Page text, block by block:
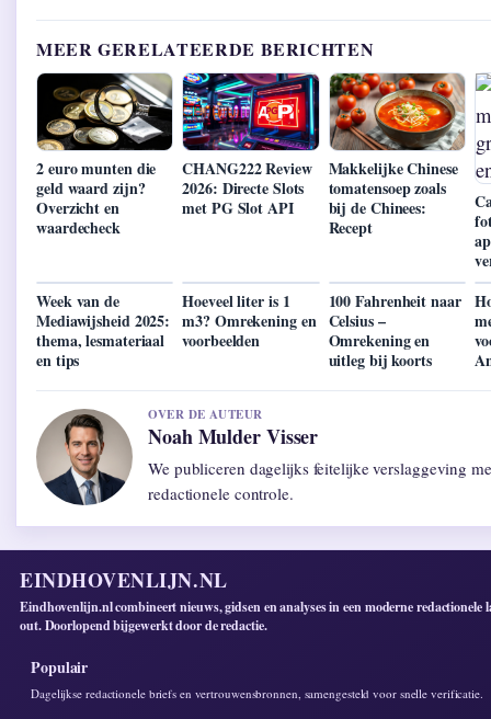
MEER GERELATEERDE BERICHTEN
2 euro munten die
geld waard zijn?
Overzicht en
waardecheck
CHANG222 Review
2026: Directe Slots
met PG Slot API
Makkelijke Chinese
tomatensoep zoals
bij de Chinees:
Recept
Week van de
Mediawijsheid 2025:
thema, lesmateriaal
en tips
Hoeveel liter is 1
m3? Omrekening en
voorbeelden
100 Fahrenheit naar
Celsius –
Omrekening en
uitleg bij koorts
OVER DE AUTEUR
Noah Mulder Visser
We publiceren dagelijks feitelijke verslaggeving
redactionele controle.
EINDHOVENLIJN.NL
Eindhovenlijn.nl combineert nieuws, gidsen en analyses in een moderne redactionele
out. Doorlopend bijgewerkt door de redactie.
Populair
Dagelijkse redactionele briefs en vertrouwensbronnen, samengesteld voor snelle verificatie.